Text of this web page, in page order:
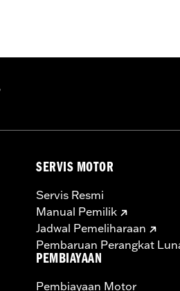
d.com/warranty
SERVIS MOTOR
Servis Resmi
Manual Pemilik
Jadwal Pemeliharaan
Pembaruan Perangkat
PEMBIAYAAN
Pembiayaan Motor